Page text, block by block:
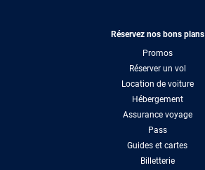
Réservez nos bons plans
Promos
Réserver un vol
Location de voiture
Hébergement
Assurance voyage
Pass
Guides et cartes
Billetterie